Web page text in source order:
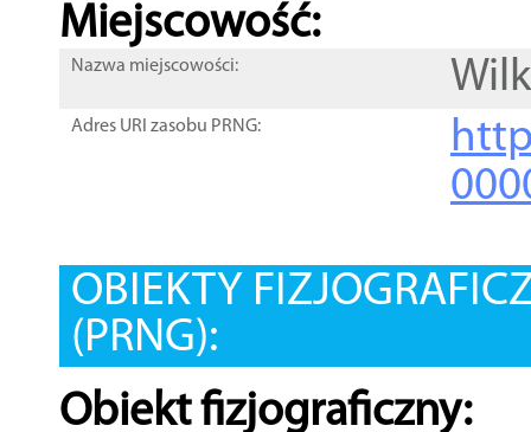
Miejscowość:
Nazwa miejscowości:
Adres URI zasobu PRNG:
OBIEKTY
(PRNG):
Obiekt fizjograficzny: